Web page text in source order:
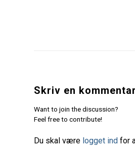
Skriv en kommentar
Want to join the discussion?
Feel free to contribute!
Du skal være logget ind for